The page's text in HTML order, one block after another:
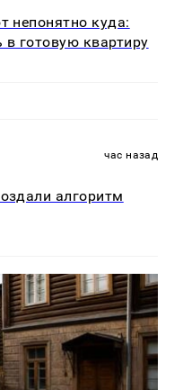
непонятно куда:
в готовую квартиру
час назад
алгоритм